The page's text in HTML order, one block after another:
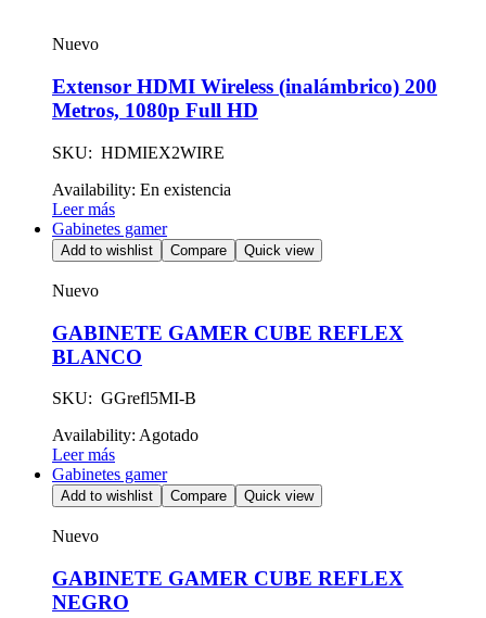
Nuevo
Extensor HDMI Wireless (inalámbrico) 200
Metros, 1080p Full HD
SKU: HDMIEX2WIRE
Availability: En existencia
Leer más
Gabinetes gamer
Add to wishlist Compare Quick view
Nuevo
GABINETE GAMER CUBE REFLEX
BLANCO
SKU: GGrefl5MI-B
Availability: Agotado
Leer más
Gabinetes gamer
Add to wishlist Compare Quick view
Nuevo
GABINETE GAMER CUBE REFLEX
NEGRO